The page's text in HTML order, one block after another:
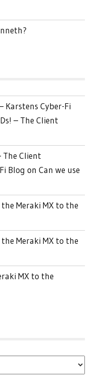
Karstens Cyber-Fi
– The Client
The Client
Blog on Can we use
Meraki MX to the
Meraki MX to the
MX to the